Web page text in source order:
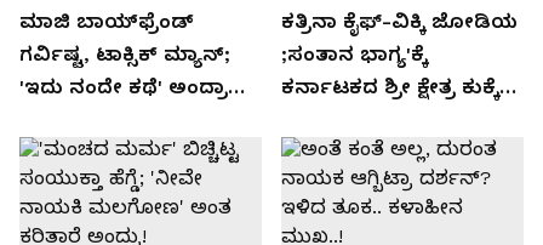
ಮಾಜಿ ಬಾಯ್‌ಫ್ರೆಂಡ್
ಗರ್ವಿಷ್ಟ, ಟಾಕ್ಸಿಕ್ ಮ್ಯಾನ್;
'ಇದು ನಂದೇ ಕಥೆ' ಅಂದ್ರಾ
ಮಂದಣ್ಣ?
ಕತ್ರಿನಾ ಕೈಫ್-ವಿಕ್ಕಿ ಜೋಡಿಯ
;ಸಂತಾನ ಭಾಗ್ಯ'ಕ್ಕೆ
ಕರ್ನಾಟಕದ ಶ್ರೀ ಕ್ಷೇತ್ರ ಕುಕ್ಕೆ